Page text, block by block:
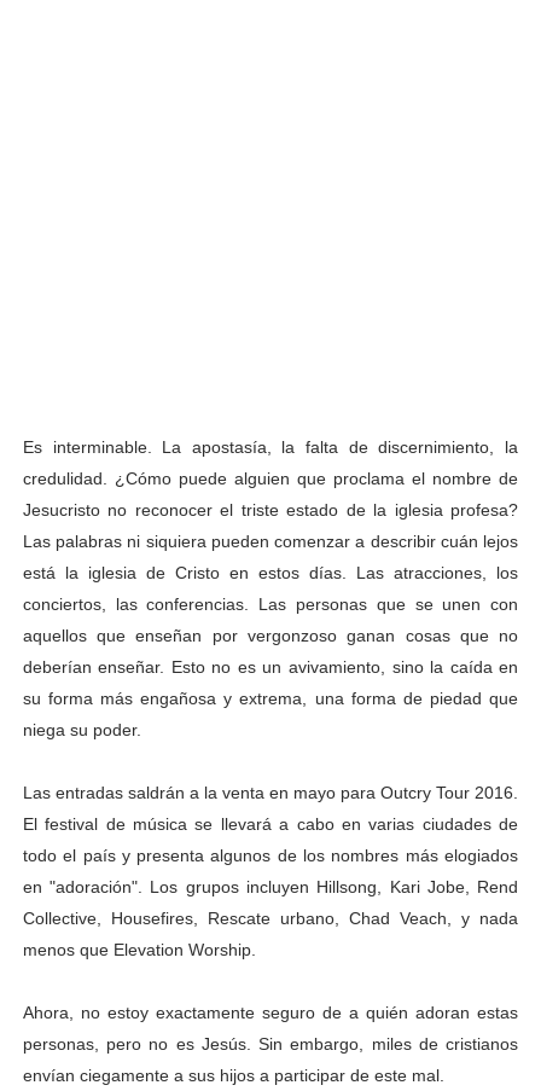
Es interminable. La apostasía, la falta de discernimiento, la
credulidad. ¿Cómo puede alguien que proclama el nombre de
Jesucristo no reconocer el triste estado de la iglesia profesa?
Las palabras ni siquiera pueden comenzar a describir cuán lejos
está la iglesia de Cristo en estos días. Las atracciones, los
conciertos, las conferencias. Las personas que se unen con
aquellos que enseñan por vergonzoso ganan cosas que no
deberían enseñar. Esto no es un avivamiento, sino la caída en
su forma más engañosa y extrema, una forma de piedad que
niega su poder.
Las entradas saldrán a la venta en mayo para Outcry Tour 2016.
El festival de música se llevará a cabo en varias ciudades de
todo el país y presenta algunos de los nombres más elogiados
en "adoración". Los grupos incluyen Hillsong, Kari Jobe, Rend
Collective, Housefires, Rescate urbano, Chad Veach, y nada
menos que Elevation Worship.
Ahora, no estoy exactamente seguro de a quién adoran estas
personas, pero no es Jesús. Sin embargo, miles de cristianos
envían ciegamente a sus hijos a participar de este mal.